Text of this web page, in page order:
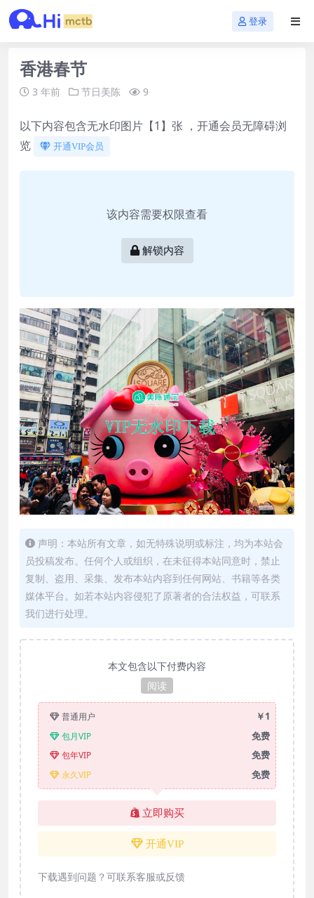
登录
香港春节
3 年前 节日美陈 9
以下内容包含无水印图片【1】张 ，开通会员无障碍浏
览
开通VIP会员
该内容需要权限查看
解锁内容
声明：本站所有文章，如无特殊说明或标注，均为本站会
员投稿发布。任何个人或组织，在未征得本站同意时，禁止
复制、盗用、采集、发布本站内容到任何网站、书籍等各类
媒体平台。如若本站内容侵犯了原著者的合法权益，可联系
我们进行处理。
本文包含以下付费内容
阅读
普通用户 ￥1
包月VIP 免费
包年VIP 免费
永久VIP 免费
立即购买
开通VIP
下载遇到问题？可联系客服或反馈